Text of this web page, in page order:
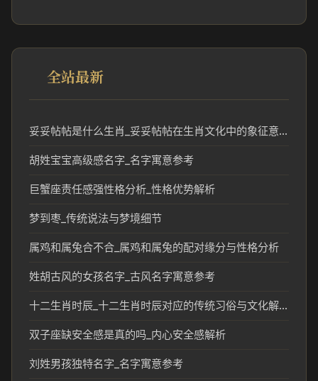
全站最新
妥妥帖帖是什么生肖_妥妥帖帖在生肖文化中的象征意义
胡姓宝宝高级感名字_名字寓意参考
巨蟹座责任感强性格分析_性格优势解析
梦到枣_传统说法与梦境细节
属鸡和属兔合不合_属鸡和属兔的配对缘分与性格分析
姓胡古风的女孩名字_古风名字寓意参考
十二生肖时辰_十二生肖时辰对应的传统习俗与文化解读
双子座缺安全感是真的吗_内心安全感解析
刘姓男孩独特名字_名字寓意参考